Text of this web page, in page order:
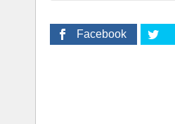
Facebook